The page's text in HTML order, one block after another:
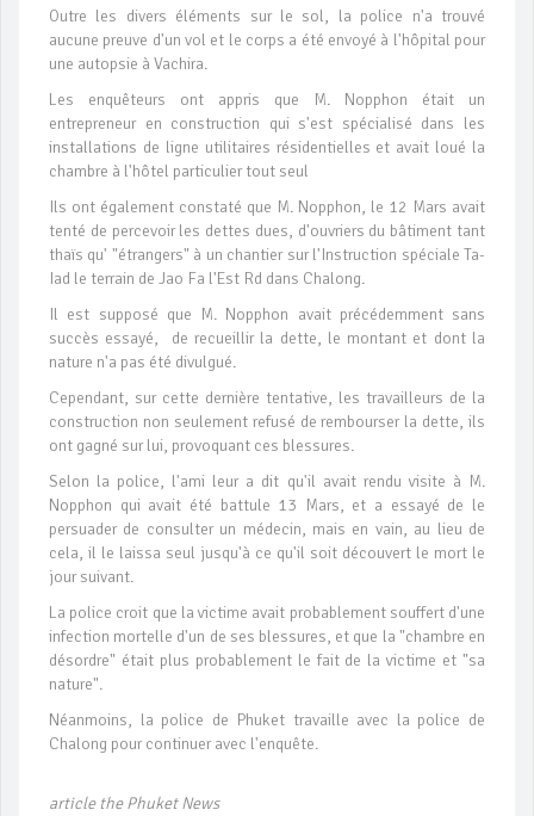
Outre les divers éléments sur le sol, la police n'a trouvé
aucune preuve d'un vol et le corps a été envoyé à l'hôpital pour
une autopsie à Vachira.
Les enquêteurs ont appris que M. Nopphon était un
entrepreneur en construction qui s'est spécialisé dans les
installations de ligne utilitaires résidentielles et avait loué la
chambre à l'hôtel particulier tout seul
Ils ont également constaté que M. Nopphon, le 12 Mars avait
tenté de percevoir les dettes dues, d'ouvriers du bâtiment tant
thaïs qu' "étrangers" à un chantier sur l'Instruction spéciale Ta-
Iad le terrain de Jao Fa l'Est Rd dans Chalong.
Il est supposé que M. Nopphon avait précédemment sans
succès essayé, de recueillir la dette, le montant et dont la
nature n'a pas été divulgué.
Cependant, sur cette dernière tentative, les travailleurs de la
construction non seulement refusé de rembourser la dette, ils
ont gagné sur lui, provoquant ces blessures.
Selon la police, l'ami leur a dit qu'il avait rendu visite à M.
Nopphon qui avait été battule 13 Mars, et a essayé de le
persuader de consulter un médecin, mais en vain, au lieu de
cela, il le laissa seul jusqu'à ce qu'il soit découvert le mort le
jour suivant.
La police croit que la victime avait probablement souffert d'une
infection mortelle d'un de ses blessures, et que la "chambre en
désordre" était plus probablement le fait de la victime et "sa
nature".
Néanmoins, la police de Phuket travaille avec la police de
Chalong pour continuer avec l'enquête.
article the Phuket News